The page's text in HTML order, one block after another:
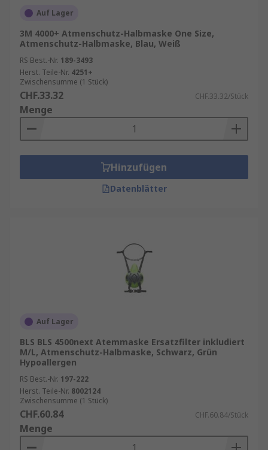
Auf Lager
3M 4000+ Atmenschutz-Halbmaske One Size,
Atmenschutz-Halbmaske, Blau, Weiß
RS Best.-Nr. 189-3493
Herst. Teile-Nr. 4251+
Zwischensumme (1 Stück)
CHF.33.32 CHF.33.32/Stück
Menge
Hinzufügen
Datenblätter
Auf Lager
BLS BLS 4500next Atemmaske Ersatzfilter inkludiert
M/L, Atmenschutz-Halbmaske, Schwarz, Grün
Hypoallergen
RS Best.-Nr. 197-222
Herst. Teile-Nr. 8002124
Zwischensumme (1 Stück)
CHF.60.84 CHF.60.84/Stück
Menge